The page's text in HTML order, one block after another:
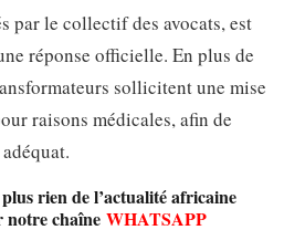
par le collectif des avocats, est
réponse officielle. En plus de
sollicitent une mise
raisons médicales, afin de
rien de l’actualité africaine
notre chaîne WHATSAPP